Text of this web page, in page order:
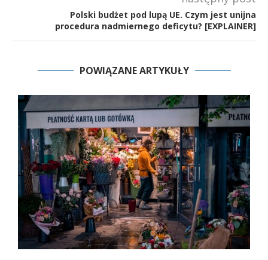
Polski budżet pod lupą UE. Czym jest unijna
procedura nadmiernego deficytu? [EXPLAINER]
POWIĄZANE ARTYKUŁY